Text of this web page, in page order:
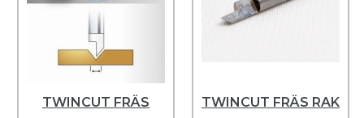
TWINCUT FRÄS
TWINCUT FRÄS RAK